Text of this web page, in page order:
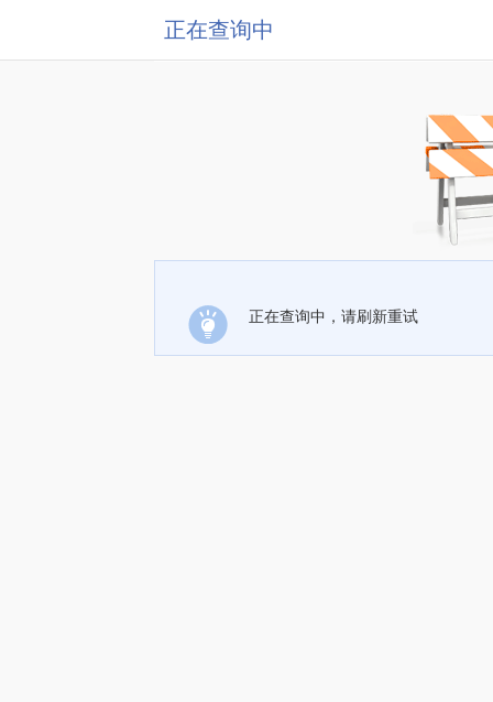
正在查询中
正在查询中，请刷新重试